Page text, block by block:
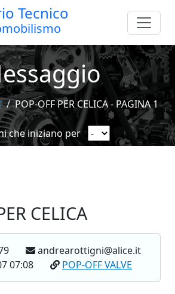
Tecnico
POP-OFF PER CELICA - PAGINA 1
che iniziano per
CELICA
andrearottigni@alice.it
07:08
POP-OFF VALVE